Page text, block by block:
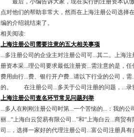
最后，小编告诉大家，现在实行的注册资本认缴
点对他们的帮助非常大，然而在上海注册公司选择
编的介绍就结束了。
相关阅读:
上海注册公司需要注意的五大相关事项
...多注册公司的企业主对注册公司可...其二。上海
册资本采...理公司要求最低注册资...需注意的是，
费用由行...费、银行开户费...请以下行业的公司，
的。 在注册公司...多关于公司注册的问题，...录
上海注册公司查名环节常见问题列举
...多人在刚刚注册公司时第...一个苦恼的...：我的
丽...“上海白云贸易有限公司...”和“上海白云...商
司...，选择一家好的代理注册公司...富公司注册具